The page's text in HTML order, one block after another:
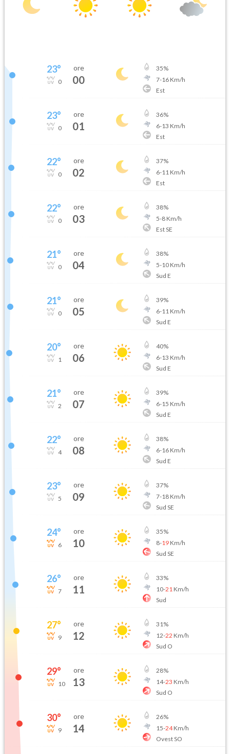
23°
0
ore
00
35%
7-16Km/h
Est
23°
0
ore
01
36%
6-13 Km/h
Est
22°
0
ore
02
37%
6-11 Km/h
Est
22°
0
ore
03
38%
5-8Km/h
Est SE
21°
0
ore
04
38%
5-10Km/h
Sud E
21°
0
ore
05
39%
6-11 Km/h
Sud E
20°
1
ore
06
40%
6-13 Km/h
Sud E
21°
2
ore
07
39%
6-15 Km/h
Sud E
22°
4
ore
08
38%
6-16Km/h
Sud E
23°
5
ore
09
37%
7-18Km/h
Sud SE
24°
6
ore
10
35%
8-19Km/h
Sud SE
26°
7
ore
11
33%
10-21 Km/h
Sud
27°
9
ore
12
31%
12-22 Km/h
Sud O
29°
10
ore
13
28%
14-23 Km/h
Sud O
30°
9
ore
14
26%
15-24Km/h
Ovest SO